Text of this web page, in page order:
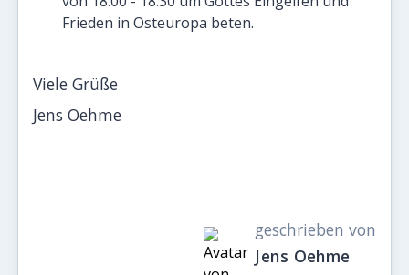
Frieden in Osteuropa beten.
Viele Grüße
Jens Oehme
geschrieben von
Jens Oehme